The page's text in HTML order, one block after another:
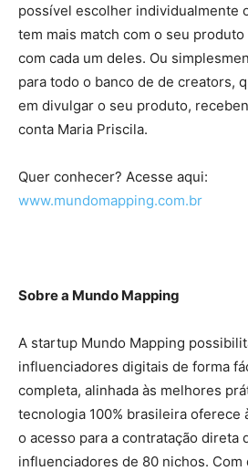
possível escolher individualmente
tem mais match com o seu
com cada um deles. Ou
para todo o banco de de creators,
em divulgar o seu produto,
conta Maria Priscila.
Quer conhecer? Acesse aqui:
www.mundomapping.com.br
Sobre a Mundo Mapping
A startup Mundo Mapping
influenciadores digitais de forma
completa, alinhada às melhores
tecnologia 100% brasileira oferece
o acesso para a contratação direta
influenciadores de 80 nichos.